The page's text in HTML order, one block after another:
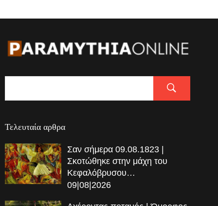
Τελευταία αρθρα
Σαν σήμερα 09.08.1823 |
Σκοτώθηκε στην μάχη του
Κεφαλόβρυσου…
09|08|2026